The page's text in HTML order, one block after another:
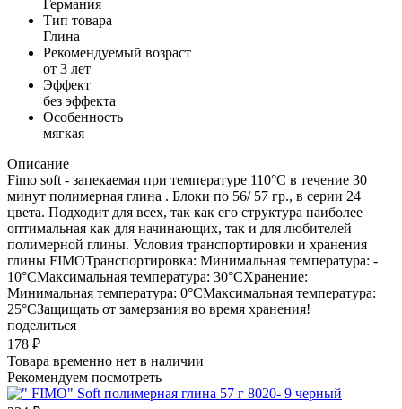
Германия
Тип товара
Глина
Рекомендуемый возраст
от 3 лет
Эффект
без эффекта
Особенность
мягкая
Описание
Fimo soft - запекаемая при температуре 110°C в течение 30
минут полимерная глина . Блоки по 56/ 57 гр., в серии 24
цвета. Подходит для всех, так как его структура наиболее
оптимальная как для начинающих, так и для любителей
полимерной глины. Условия транспортировки и хранения
глины FIMOТранспортировка: Минимальная температура: -
10°СМаксимальная температура: 30°СХранение:
Минимальная температура: 0°СМаксимальная температура:
25°СЗащищать от замерзания во время хранения!
поделиться
178 ₽
Товара временно нет в наличии
Рекомендуем посмотреть